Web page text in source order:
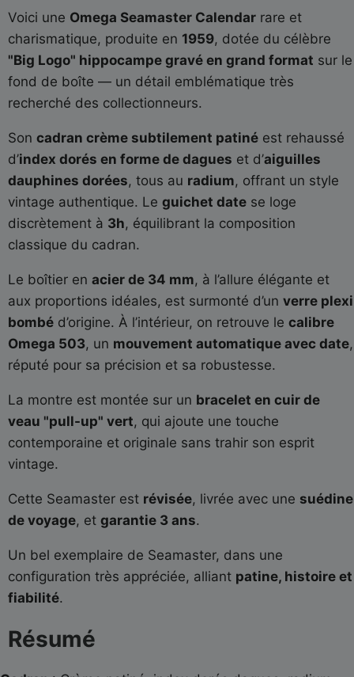
Voici une Omega Seamaster Calendar rare et
charismatique, produite en 1959, dotée du célèbre
"Big Logo" hippocampe gravé en grand format sur le
fond de boîte — un détail emblématique très
recherché des collectionneurs.
Son cadran crème subtilement patiné est rehaussé
d’index dorés en forme de dagues et d’aiguilles
dauphines dorées, tous au radium, offrant un style
vintage authentique. Le guichet date se loge
discrètement à 3h, équilibrant la composition
classique du cadran.
Le boîtier en acier de 34 mm, à l’allure élégante et
aux proportions idéales, est surmonté d’un verre plexi
bombé d’origine. À l’intérieur, on retrouve le calibre
Omega 503, un mouvement automatique avec date,
réputé pour sa précision et sa robustesse.
La montre est montée sur un bracelet en cuir de
veau "pull-up" vert, qui ajoute une touche
contemporaine et originale sans trahir son esprit
vintage.
Cette Seamaster est révisée, livrée avec une suédine
de voyage, et garantie 3 ans.
Un bel exemplaire de Seamaster, dans une
configuration très appréciée, alliant patine, histoire et
fiabilité.
Résumé